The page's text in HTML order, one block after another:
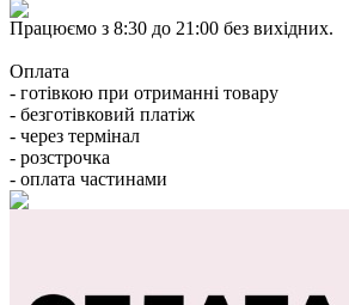
Працюємо з 8:30 до 21:00 без вихідних.
Оплата
- готівкою при отриманні товару
- безготівковий платіж
- через термінал
- розстрочка
- оплата частинами